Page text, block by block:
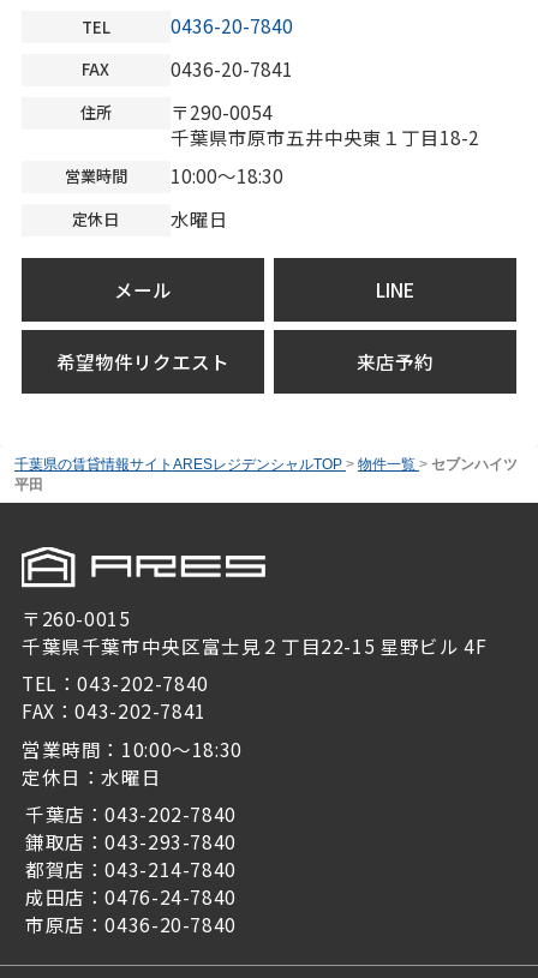
TEL 0436-20-7840
FAX 0436-20-7841
住所
〒290-0054
千葉県市原市五井中央東１丁目18-2
営業時間 10:00～18:30
定休日 水曜日
メール LINE
希望物件リクエスト 来店予約
千葉県の賃貸情報サイトARESレジデンシャルTOP > 物件一覧 > セブンハイツ
平田
〒260-0015
千葉県千葉市中央区富士見２丁目22-15 星野ビル 4F
TEL：043-202-7840
FAX：043-202-7841
営業時間：10:00～18:30
定休日：水曜日
千葉店：043-202-7840
鎌取店：043-293-7840
都賀店：043-214-7840
成田店：0476-24-7840
市原店：0436-20-7840